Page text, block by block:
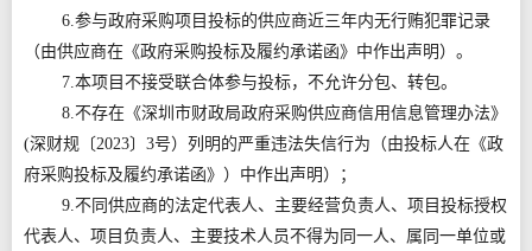
6.参与政府采购项目投标的供应商近三年内无行贿犯罪记录
（由供应商在《政府采购投标及履约承诺函》中作出声明）。
7.本项目不接受联合体参与投标，不允许分包、转包。
8.不存在《深圳市财政局政府采购供应商信用信息管理办法》
(深财规〔2023〕3号）列明的严重违法失信行为（由投标人在《政
府采购投标及履约承诺函》）中作出声明）；
9.不同供应商的法定代表人、主要经营负责人、项目投标授权
代表人、项目负责人、主要技术人员不得为同一人、属同一单位或